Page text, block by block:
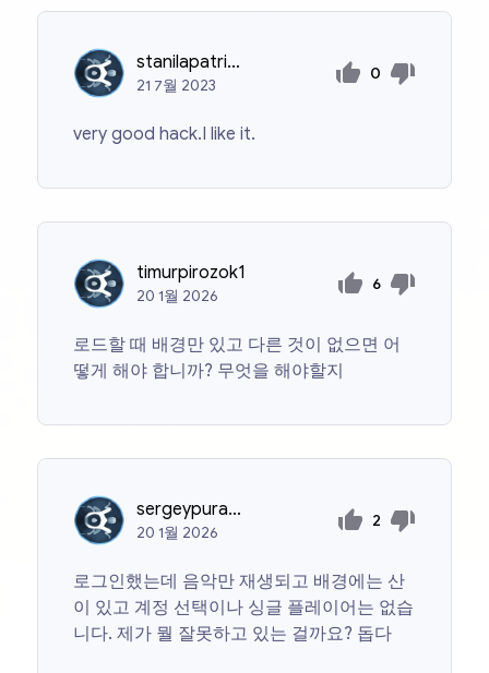
stanilapatrick12
21 7월 2023
0
very good hack.I like it.
timurpirozok1
201월 2026
6
로드할 때 배경만 있고 다른 것이 없으면 어
떻게 해야 합니까? 무엇을 해야할지
sergeypurakhin1989
201월 2026
2
로그인했는데 음악만 재생되고 배경에는 산
이 있고 계정 선택이나 싱글 플레이어는 없습
니다. 제가 뭘 잘못하고 있는 걸까요? 돕다